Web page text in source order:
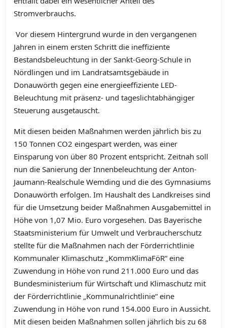
Stromverbrauchs.
Vor diesem Hintergrund wurde in den vergangenen
Jahren in einem ersten Schritt die ineffiziente
Bestandsbeleuchtung in der Sankt-Georg-Schule in
Nördlingen und im Landratsamtsgebäude in
Donauwörth gegen eine energieeffiziente LED-
Beleuchtung mit präsenz- und tageslichtabhängiger
Steuerung ausgetauscht.
Mit diesen beiden Maßnahmen werden jährlich bis zu
150 Tonnen CO2 eingespart werden, was einer
Einsparung von über 80 Prozent entspricht. Zeitnah soll
nun die Sanierung der Innenbeleuchtung der Anton-
Jaumann-Realschule Wemding und die des Gymnasiums
Donauwörth erfolgen. Im Haushalt des Landkreises sind
für die Umsetzung beider Maßnahmen Ausgabemittel in
Höhe von 1,07 Mio. Euro vorgesehen. Das Bayerische
Staatsministerium für Umwelt und Verbraucherschutz
stellte für die Maßnahmen nach der Förderrichtlinie
Kommunaler Klimaschutz „KommKlimaFöR“ eine
Zuwendung in Höhe von rund 211.000 Euro und das
Bundesministerium für Wirtschaft und Klimaschutz mit
der Förderrichtlinie „Kommunalrichtlinie“ eine
Zuwendung in Höhe von rund 154.000 Euro in Aussicht.
Mit diesen beiden Maßnahmen sollen jährlich bis zu 68